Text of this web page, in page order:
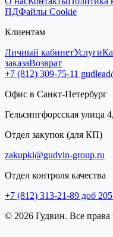
ПДФайлы Cookie
Клиентам
Личный кабинетУслуги
заказаВозврат
+7 (812) 309-75-11
Офис в Санкт-Петербург
Гельсингфорсская улица
Отдел закупок (для КП)
zakupki@gudvin-group.ru
Отдел контроля качества
+7 (812) 313-21-89 доб 205
© 2026 Гудвин. Все